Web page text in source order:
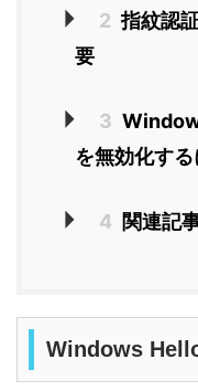
2 指紋認
要
3
を無効化する
4 関連記
Windows